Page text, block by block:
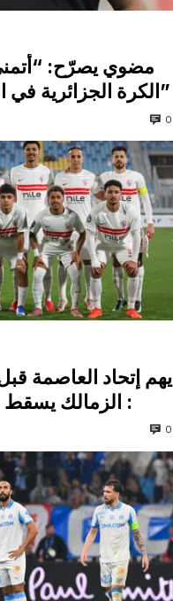
مضوي يصرّح:
الكرة الجزائرية في المسابقات القارية”
0
يهم إتحاد العاصمة
0